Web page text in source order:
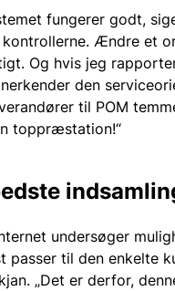
fungerer godt,
kontrollerne. Ændre et
Og hvis jeg
den
til POM
toppræstation!“
undersøger
passer til den enkelte
„Det er derfor,